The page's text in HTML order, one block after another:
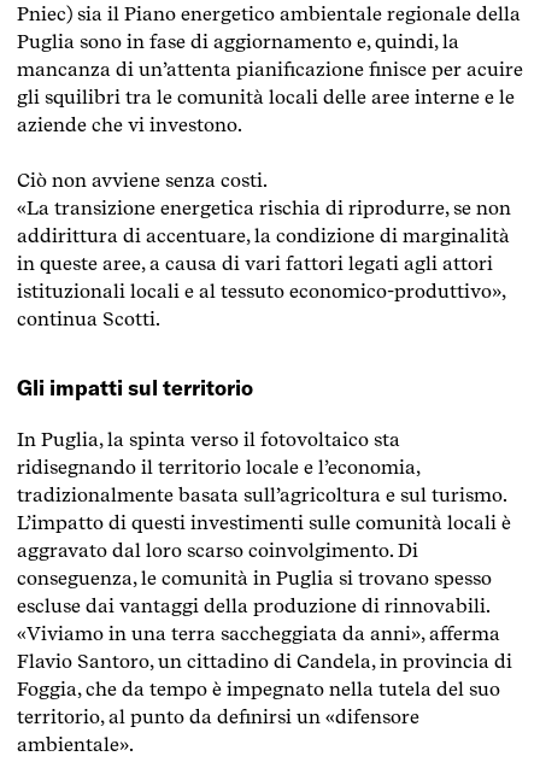
Pniec) sia il Piano energetico ambientale regionale della
Puglia sono in fase di aggiornamento e, quindi, la
mancanza di un’attenta pianificazione finisce per acuire
gli squilibri tra le comunità locali delle aree interne e le
aziende che vi investono.
Ciò non avviene senza costi.
«La transizione energetica rischia di riprodurre, se non
addirittura di accentuare, la condizione di marginalità
in queste aree, a causa di vari fattori legati agli attori
istituzionali locali e al tessuto economico-produttivo»,
continua Scotti.
Gli impatti sul territorio
In Puglia, la spinta verso il fotovoltaico sta
ridisegnando il territorio locale e l’economia,
tradizionalmente basata sull’agricoltura e sul turismo.
L’impatto di questi investimenti sulle comunità locali è
aggravato dal loro scarso coinvolgimento. Di
conseguenza, le comunità in Puglia si trovano spesso
escluse dai vantaggi della produzione di rinnovabili.
«Viviamo in una terra saccheggiata da anni», afferma
Flavio Santoro, un cittadino di Candela, in provincia di
Foggia, che da tempo è impegnato nella tutela del suo
territorio, al punto da definirsi un «difensore
ambientale».